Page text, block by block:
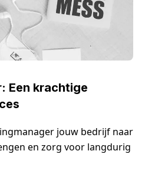
Een krachtige
jouw bedrijf naar
en zorg voor langdurig